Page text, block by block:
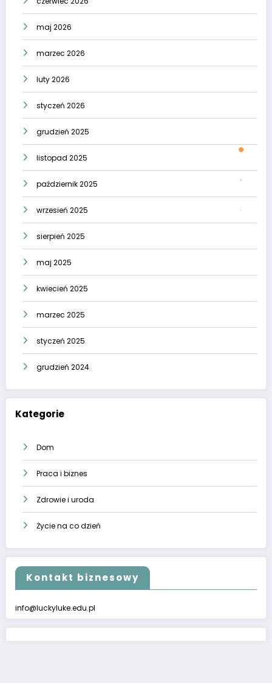
maj 2026
marzec 2026
luty 2026
styczeń 2026
grudzień 2025
listopad 2025
październik 2025
wrzesień 2025
sierpień 2025
maj 2025
kwiecień 2025
marzec 2025
styczeń 2025
grudzień 2024
Kategorie
Dom
Praca i biznes
Zdrowie i uroda
Życie na co dzień
Kontakt biznesowy
info@luckyluke.edu.pl